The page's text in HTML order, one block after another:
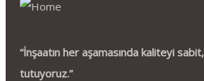
“İnşaatın her aşamasında kaliteyi
tutuyoruz.”